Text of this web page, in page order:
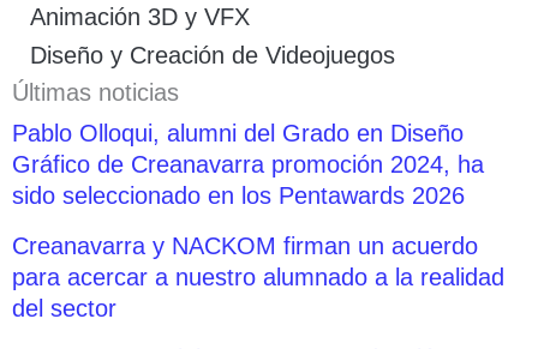
Animación 3D y VFX
Diseño y Creación de Videojuegos
Últimas noticias
Pablo Olloqui, alumni del Grado en Diseño
Gráfico de Creanavarra promoción 2024, ha
sido seleccionado en los Pentawards 2026
Creanavarra y NACKOM firman un acuerdo
para acercar a nuestro alumnado a la realidad
del sector